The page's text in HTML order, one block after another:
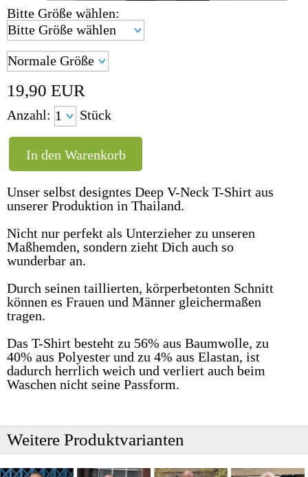
Bitte Größe wählen:
19,90 EUR
Anzahl: Stück
Unser selbst designtes Deep V-Neck T-Shirt aus
unserer Produktion in Thailand.
Nicht nur perfekt als Unterzieher zu unseren
Maßhemden, sondern zieht Dich auch so
wunderbar an.
Durch seinen taillierten, körperbetonten Schnitt
können es Frauen und Männer gleichermaßen
tragen.
Das T-Shirt besteht zu 56% aus Baumwolle, zu
40% aus Polyester und zu 4% aus Elastan, ist
dadurch herrlich weich und verliert auch beim
Waschen nicht seine Passform.
Weitere Produktvarianten